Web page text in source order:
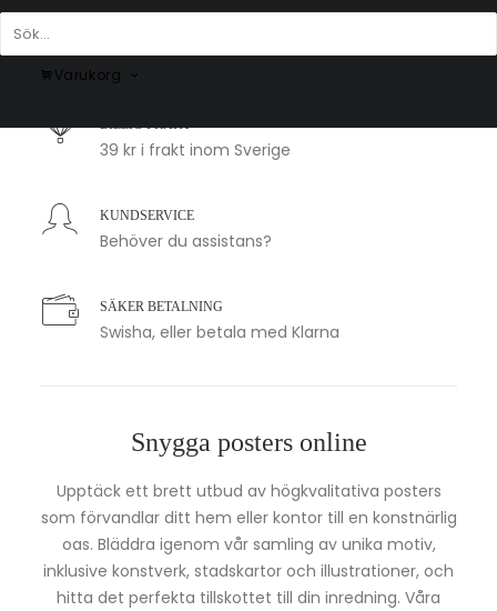
Varukorg
1-2 arbetsdagar
BILLIG FRAKT
39 kr i frakt inom Sverige
KUNDSERVICE
Behöver du assistans?
SÄKER BETALNING
Swisha, eller betala med Klarna
Snygga posters online
Upptäck ett brett utbud av högkvalitativa posters
som förvandlar ditt hem eller kontor till en konstnärlig
oas. Bläddra igenom vår samling av unika motiv,
inklusive konstverk, stadskartor och illustrationer, och
hitta det perfekta tillskottet till din inredning. Våra